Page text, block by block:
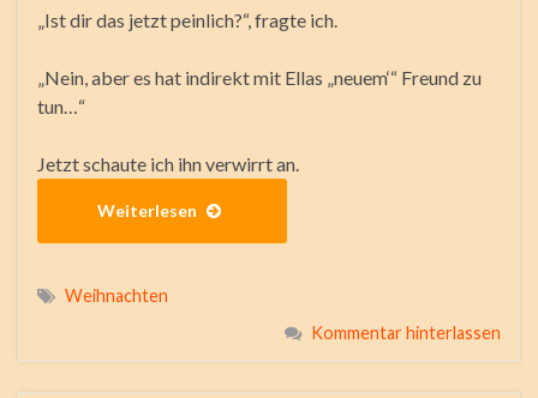
„Ist dir das jetzt peinlich?“, fragte ich.
„Nein, aber es hat indirekt mit Ellas „neuem‘“ Freund zu
tun…“
Jetzt schaute ich ihn verwirrt an.
Weiterlesen
Weihnachten
Kommentar hinterlassen